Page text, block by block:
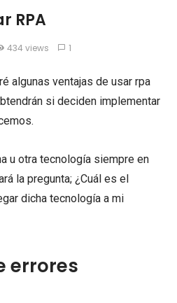
RPA
434 views 1
algunas ventajas de usar rpa
si deciden implementar
u otra tecnología siempre en
la pregunta; ¿Cuál es el
dicha tecnología a mi
errores